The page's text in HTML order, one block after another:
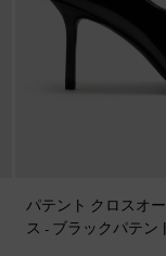
パテント クロスオ
ス - ブラックパテン